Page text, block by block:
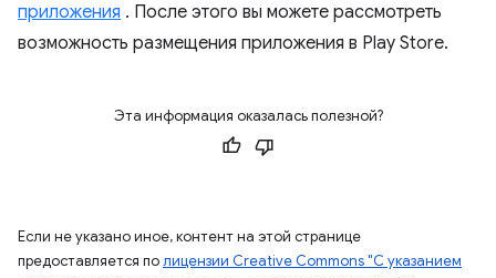
приложения . После этого вы можете рассмотреть
возможность размещения приложения в Play Store.
Эта информация оказалась полезной?
Если не указано иное, контент на этой странице
предоставляется полицензии Creative Commons "С указанием